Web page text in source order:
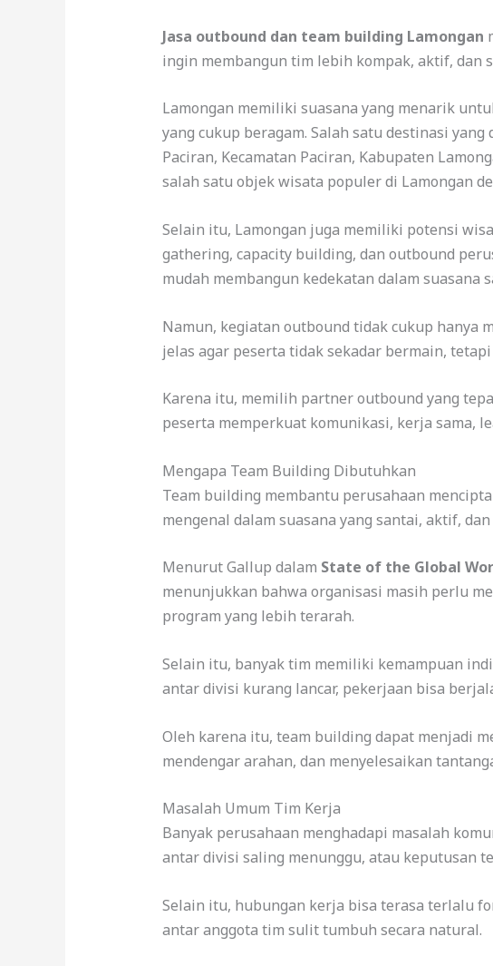
Jasa outbound dan team building Lamongan
ingin membangun tim lebih kompak, aktif, dan
Lamongan memiliki suasana yang menarik
yang cukup beragam. Salah satu destinasi
Paciran, Kecamatan Paciran, Kabupaten
salah satu objek wisata populer di Lamongan
Selain itu, Lamongan juga memiliki potensi
gathering, capacity building, dan outbound
mudah membangun kedekatan dalam suasana
Namun, kegiatan outbound tidak cukup hanya
jelas agar peserta tidak sekadar bermain,
Karena itu, memilih partner outbound yang
peserta memperkuat komunikasi, kerja sama,
Mengapa Team Building Dibutuhkan
Team building membantu perusahaan
mengenal dalam suasana yang santai, aktif,
Menurut Gallup dalam State of the Global
menunjukkan bahwa organisasi masih perlu
program yang lebih terarah.
Selain itu, banyak tim memiliki kemampuan
antar divisi kurang lancar, pekerjaan bisa
Oleh karena itu, team building dapat menjadi
mendengar arahan, dan menyelesaikan
Masalah Umum Tim Kerja
Banyak perusahaan menghadapi masalah
antar divisi saling menunggu, atau keputusan
Selain itu, hubungan kerja bisa terasa terlalu
antar anggota tim sulit tumbuh secara natural.